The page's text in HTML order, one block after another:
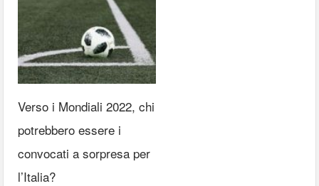
Verso i Mondiali 2022, chi
potrebbero essere i
convocati a sorpresa per
l’Italia?